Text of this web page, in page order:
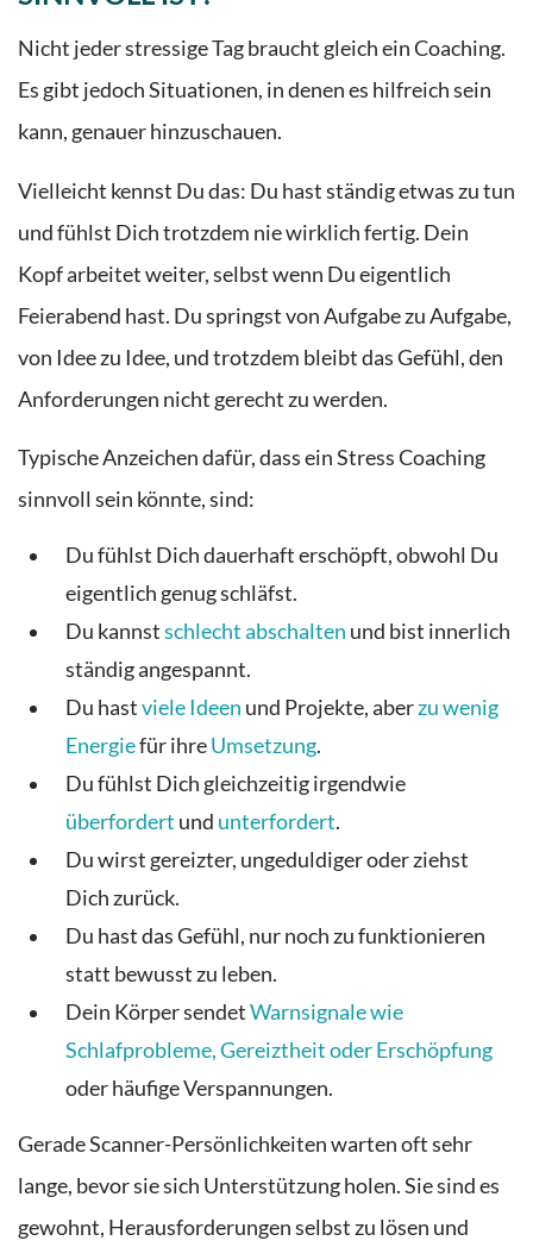
Nicht jeder stressige Tag braucht gleich ein Coaching.
Es gibt jedoch Situationen, in denen es hilfreich sein
kann, genauer hinzuschauen.
Vielleicht kennst Du das: Du hast ständig etwas zu tun
und fühlst Dich trotzdem nie wirklich fertig. Dein
Kopf arbeitet weiter, selbst wenn Du eigentlich
Feierabend hast. Du springst von Aufgabe zu Aufgabe,
von Idee zu Idee, und trotzdem bleibt das Gefühl, den
Anforderungen nicht gerecht zu werden.
Typische Anzeichen dafür, dass ein Stress Coaching
sinnvoll sein könnte, sind:
Du fühlst Dich dauerhaft erschöpft, obwohl Du
eigentlich genug schläfst.
Du kannstschlecht abschalten und bist innerlich
ständig angespannt.
Du hastviele Ideen und Projekte, aberzu wenig
Energiefür ihreUmsetzung.
Du fühlst Dich gleichzeitig irgendwie
überfordert und unterfordert.
Du wirst gereizter, ungeduldiger oder ziehst
Dich zurück.
Du hast das Gefühl, nur noch zu funktionieren
statt bewusst zu leben.
Dein Körper sendetWarnsignale wie
Schlafprobleme, Gereiztheit oder Erschöpfung
oder häufige Verspannungen.
Gerade Scanner-Persönlichkeiten warten oft sehr
lange, bevor sie sich Unterstützung holen. Sie sind es
gewohnt, Herausforderungen selbst zu lösen und